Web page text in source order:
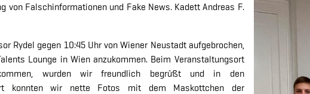
von Falschinformationen und Fake News. Kadett Andreas F.
Rydel gegen 10:45 Uhr von Wiener Neustadt aufgebrochen,
Lounge in Wien anzukommen. Beim Veranstaltungsort
wurden wir freundlich begrüßt und in den
konnten wir nette Fotos mit dem Maskottchen der